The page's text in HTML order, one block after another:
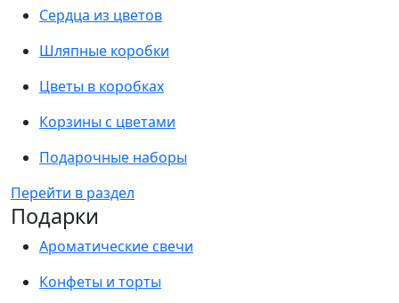
Сердца из цветов
Шляпные коробки
Цветы в коробках
Корзины с цветами
Подарочные наборы
Перейти в раздел
Подарки
Ароматические свечи
Конфеты и торты